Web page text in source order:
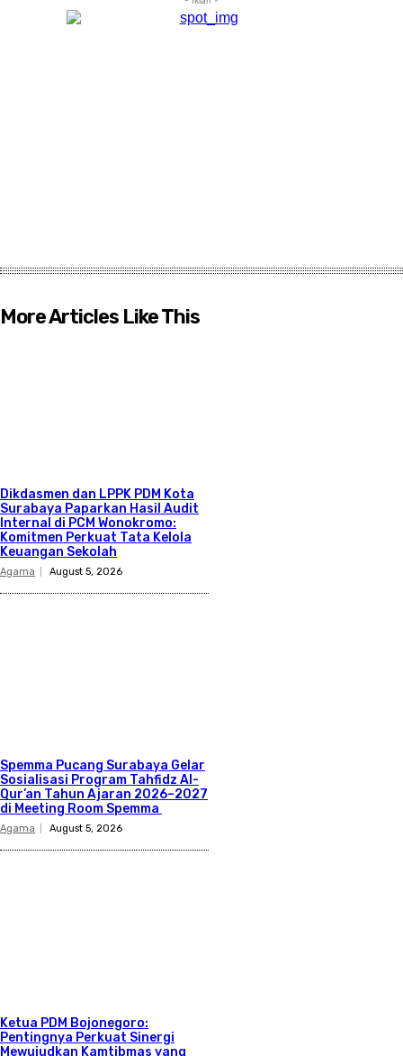
More Articles Like This
Dikdasmen dan LPPK PDM Kota
Surabaya Paparkan Hasil Audit
Internal di PCM Wonokromo:
Komitmen Perkuat Tata Kelola
Keuangan Sekolah
Agama August 5, 2026
Spemma Pucang Surabaya Gelar
Sosialisasi Program Tahfidz Al-
Qur’an Tahun Ajaran 2026–2027
di Meeting Room Spemma
Agama August 5, 2026
Ketua PDM Bojonegoro:
Pentingnya Perkuat Sinergi
Mewujudkan Kamtibmas yang